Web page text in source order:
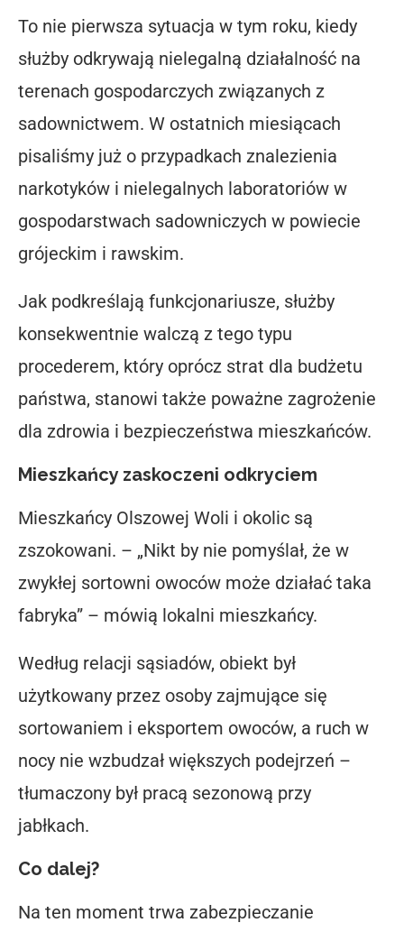
To nie pierwsza sytuacja w tym roku, kiedy
służby odkrywają nielegalną działalność na
terenach gospodarczych związanych z
sadownictwem. W ostatnich miesiącach
pisaliśmy już o przypadkach znalezienia
narkotyków i nielegalnych laboratoriów w
gospodarstwach sadowniczych w powiecie
grójeckim i rawskim.
Jak podkreślają funkcjonariusze, służby
konsekwentnie walczą z tego typu
procederem, który oprócz strat dla budżetu
państwa, stanowi także poważne zagrożenie
dla zdrowia i bezpieczeństwa mieszkańców.
Mieszkańcy zaskoczeni odkryciem
Mieszkańcy Olszowej Woli i okolic są
zszokowani. – „Nikt by nie pomyślał, że w
zwykłej sortowni owoców może działać taka
fabryka” – mówią lokalni mieszkańcy.
Według relacji sąsiadów, obiekt był
użytkowany przez osoby zajmujące się
sortowaniem i eksportem owoców, a ruch w
nocy nie wzbudzał większych podejrzeń –
tłumaczony był pracą sezonową przy
jabłkach.
Co dalej?
Na ten moment trwa zabezpieczanie